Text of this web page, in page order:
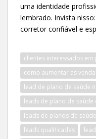
uma identidade
lembrado. Invista
corretor confiável e
clientes interessados em
como aumentar as
lead de plano de saúde
leads de plano de saúde
leads de planos de saúde
leads qualificadas